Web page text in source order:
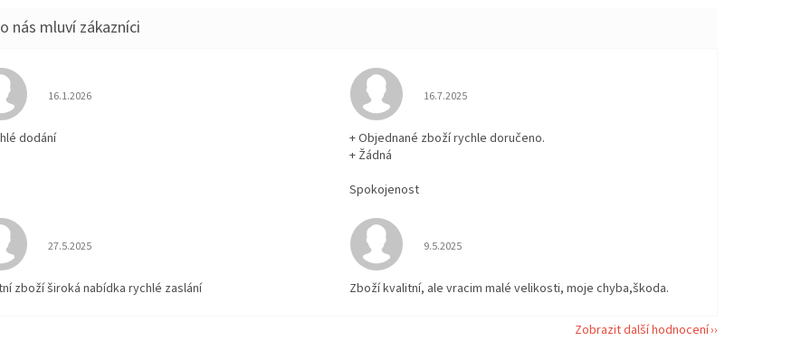
Hodnocení obchodu je 5 z 5 hvězdiček.
16.1.2026
dodání
Hodnocení obchodu je 5 z 5 hvězdiček.
16.7.2025
+ Objednané zboží rychle doručeno.
+ Žádná
Spokojenost
Hodnocení obchodu je 5 z 5 hvězdiček.
27.5.2025
zboží široká nabídka rychlé zaslání
Hodnocení obchodu je 5 z 5 hvězdiček.
9.5.2025
Zboží kvalitní, ale vracim malé velikosti, moje chyba,škoda.
Zobrazit další hodnocení